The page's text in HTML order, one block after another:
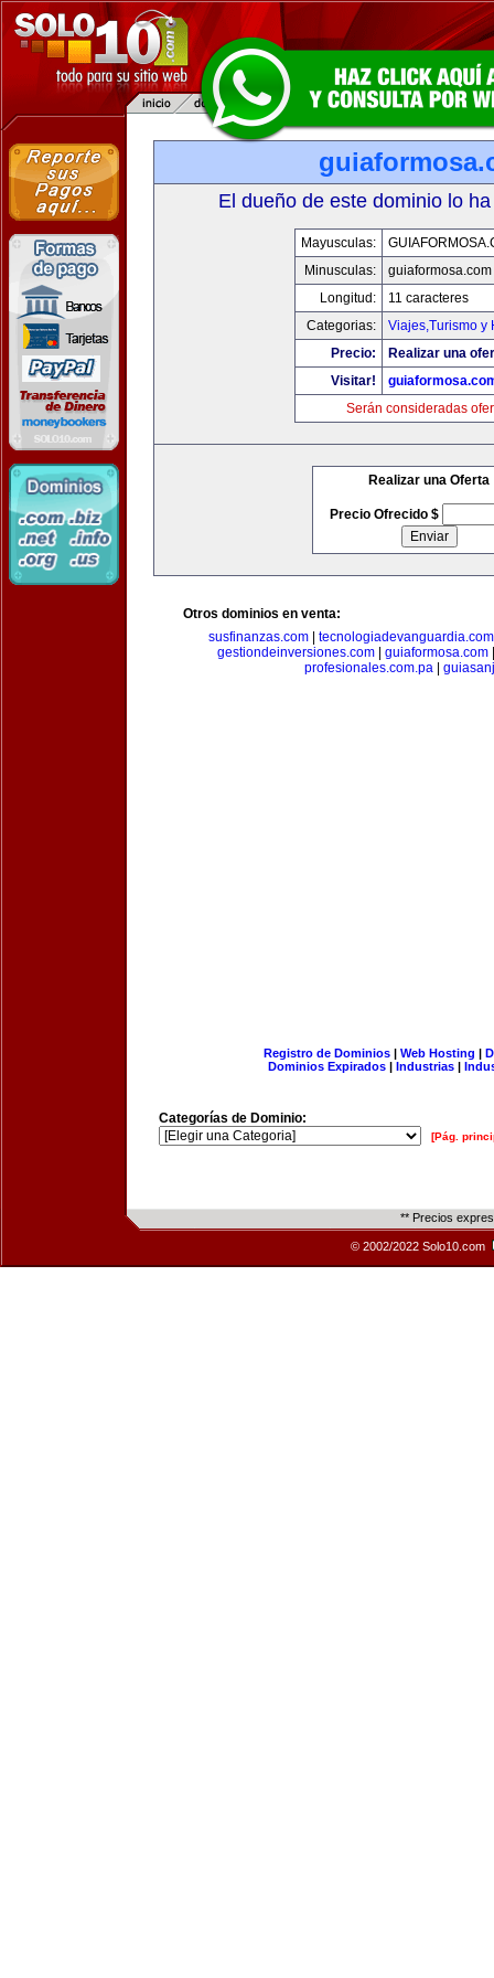
El dueño de este dominio lo
Mayusculas:
Minusculas:
guiaformosa.com
Longitud:
11 caracteres
Categorias:
Viajes,Turismo y
Precio:
Realizar una
Visitar!
Serán consideradas
Realizar una Oferta
Precio Ofrecido $
Otros dominios en venta:
susfinanzas.com| tecnologiadevanguardia.com
gestiondeinversiones.com| guiaformosa.com
profesionales.com.pa
Registro de Dominios| Web Hosting |
Dominios Expirados | Industrias |
Categorías de Dominio:
[Pág.
** Precios
© 2002/2022 Solo10.com